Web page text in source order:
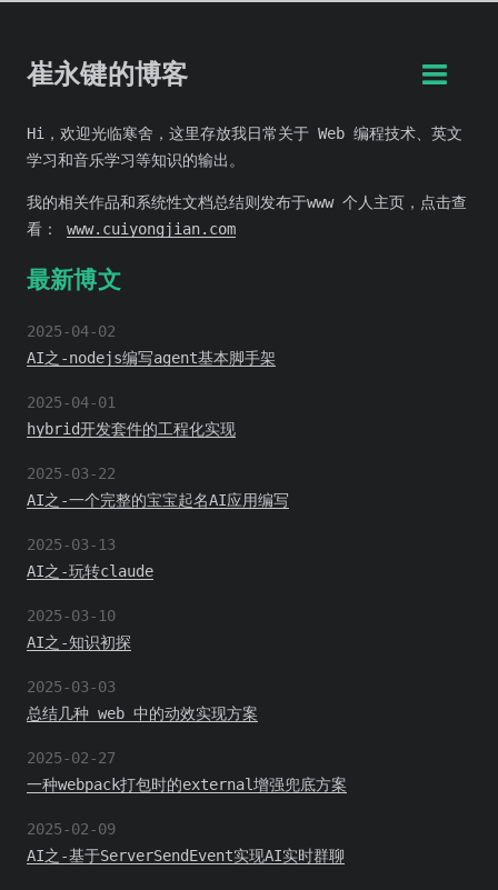
崔永键的博客
Hi，欢迎光临寒舍，这里存放我日常关于 Web 编程技术、英文
学习和音乐学习等知识的输出。
我的相关作品和系统性文档总结则发布于www 个人主页，点击查
看： www.cuiyongjian.com
最新博文
2025-04-02
AI之-nodejs编写agent基本脚手架
2025-04-01
hybrid开发套件的工程化实现
2025-03-22
AI之-一个完整的宝宝起名AI应用编写
2025-03-13
AI之-玩转claude
2025-03-10
AI之-知识初探
2025-03-03
总结几种 web 中的动效实现方案
2025-02-27
一种webpack打包时的external增强兜底方案
2025-02-09
AI之-基于ServerSendEvent实现AI实时群聊